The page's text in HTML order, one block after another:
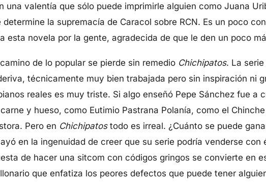
una valentía que sólo puede imprimirle alguien como Juana
la supremacía de Caracol sobre RCN. Es un poco
esta novela por la gente, agradecida de que le den un poco
de lo popular se pierde sin remedio Chichipatos. La
técnicamente muy bien trabajada pero sin inspiración ni
reales es muy triste. Si algo enseñó Pepe Sánchez fue a
y hueso, como Eutimio Pastrana Polanía, como el
Pero en Chichipatostodo es irreal. ¿Cuánto se puede
en la ingenuidad de creer que su serie podría venderse con
de hacer una sitcom con códigos gringos se convierte en
que enfatiza los peores defectos que puede tener